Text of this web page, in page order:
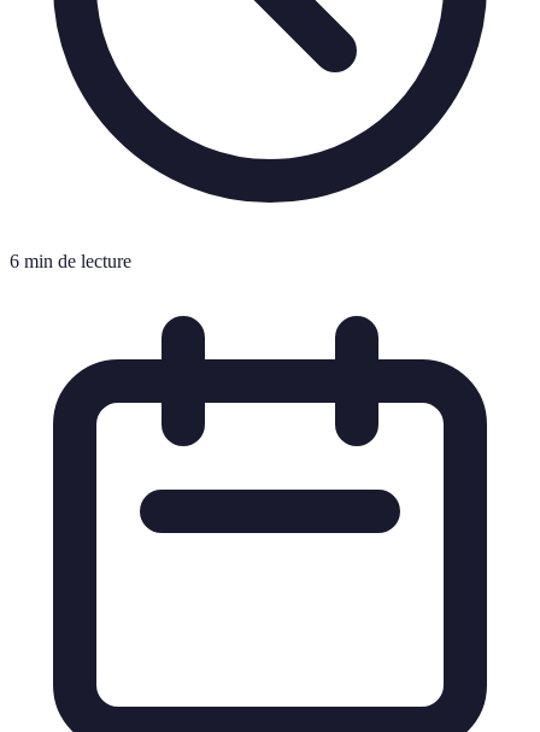
6 min de lecture